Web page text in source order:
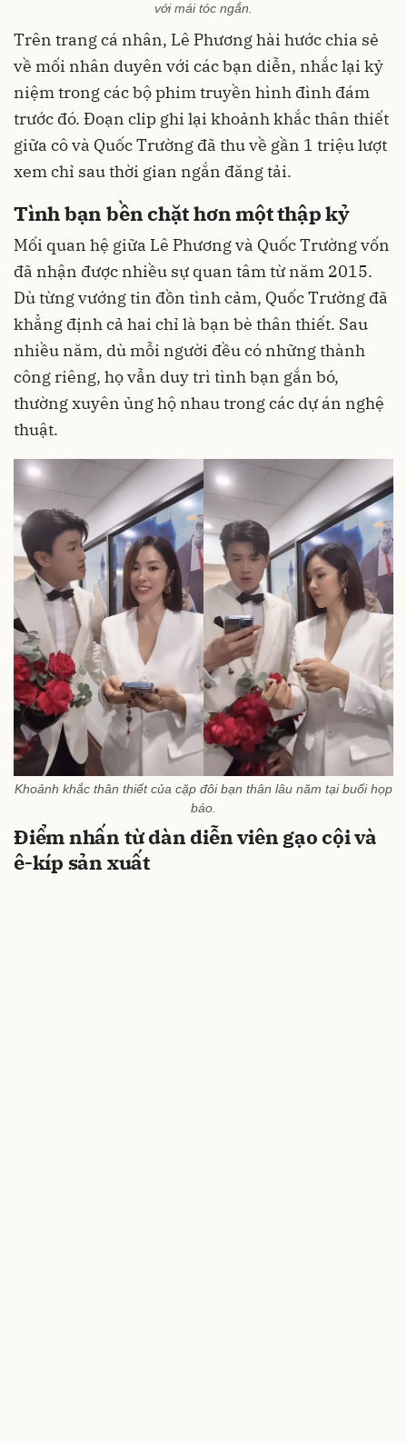
với mái tóc ngắn.
Trên trang cá nhân, Lê Phương hài hước chia sẻ
về mối nhân duyên với các bạn diễn, nhắc lại kỷ
niệm trong các bộ phim truyền hình đình đám
trước đó. Đoạn clip ghi lại khoảnh khắc thân thiết
giữa cô và Quốc Trường đã thu về gần 1 triệu lượt
xem chỉ sau thời gian ngắn đăng tải.
Tình bạn bền chặt hơn một thập kỷ
Mối quan hệ giữa Lê Phương và Quốc Trường vốn
đã nhận được nhiều sự quan tâm từ năm 2015.
Dù từng vướng tin đồn tình cảm, Quốc Trường đã
khẳng định cả hai chỉ là bạn bè thân thiết. Sau
nhiều năm, dù mỗi người đều có những thành
công riêng, họ vẫn duy trì tình bạn gắn bó,
thường xuyên ủng hộ nhau trong các dự án nghệ
thuật.
Khoảnh khắc thân thiết của cặp đôi bạn thân lâu năm tại buổi họp
báo.
Điểm nhấn từ dàn diễn viên gạo cội và
ê-kíp sản xuất